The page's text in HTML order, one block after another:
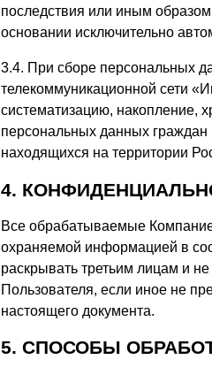
последствия или иным
основании исключительно
3.4. При сборе персональных
телекоммуникационной сети
систематизацию, накопление,
персональных данных
находящихся на территории
4.
Все обрабатываемые
охраняемой информацией в
раскрывать третьим лицам и
Пользователя, если иное не
настоящего документа.
5. СПОСОБЫ